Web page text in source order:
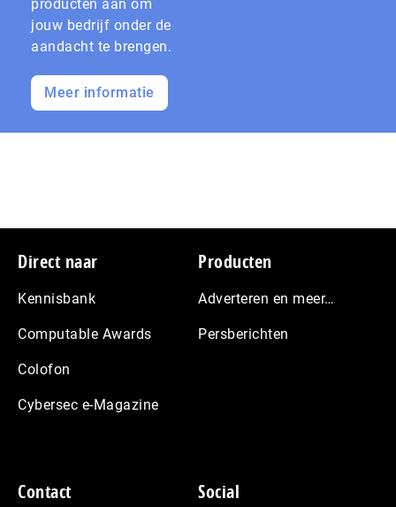
producten aan om
jouw bedrijf onder de
aandacht te brengen.
Meer informatie
Footer
Direct naar
Kennisbank
Computable Awards
Colofon
Cybersec e-Magazine
Producten
Adverteren en meer…
Persberichten
Contact Social